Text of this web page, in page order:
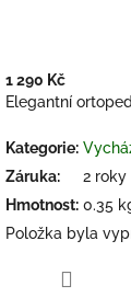
1 290 Kč
Měrná
Elegantní
Kategorie:
Záruka:
2 roky
Hmotnost: 0.35
Položka byla